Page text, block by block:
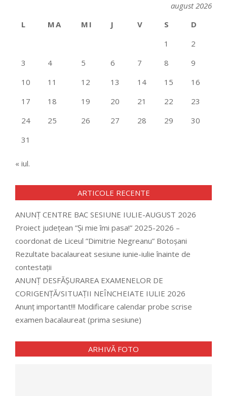
august 2026
L
MA MI J V S
D
1
2
3
4 5 6 7 8
9
10
11 12 13 14 15
16
17
18 19 20 21 22
23
24
25 26 27 28 29
30
31
« iul.
ARTICOLE RECENTE
ANUNȚ CENTRE BAC SESIUNE IULIE-AUGUST 2026
Proiect județean ”Și mie îmi pasa!” 2025-2026 –
coordonat de Liceul ”Dimitrie Negreanu” Botoșani
Rezultate bacalaureat sesiune iunie-iulie înainte de
contestații
ANUNȚ DESFĂȘURAREA EXAMENELOR DE
CORIGENȚĂ/SITUAȚII NEÎNCHEIATE IULIE 2026
Anunț important!!! Modificare calendar probe scrise
examen bacalaureat (prima sesiune)
ARHIVĂ FOTO